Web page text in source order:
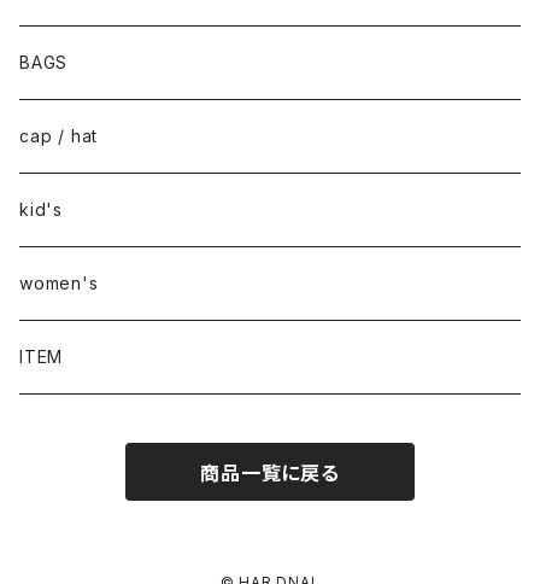
BAGS
cap / hat
kid's
women's
ITEM
商品一覧に戻る